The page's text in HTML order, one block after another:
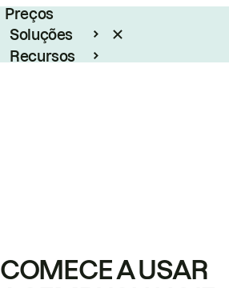
Preços
Soluções
Recursos
COMECE A USAR